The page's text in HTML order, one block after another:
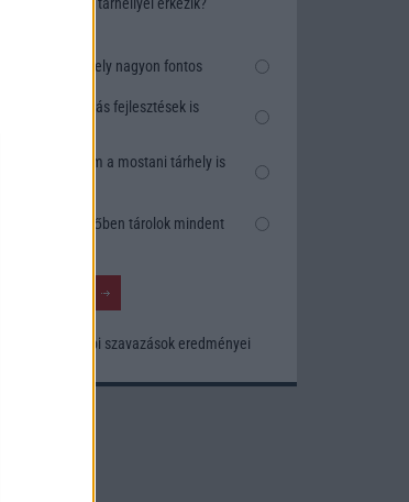
Igen, a tárhely nagyon fontos
Talán, ha más fejlesztések is
Nem, nekem a mostani tárhely is
Inkább felhőben tárolok mindent
Korábbi szavazások eredményei